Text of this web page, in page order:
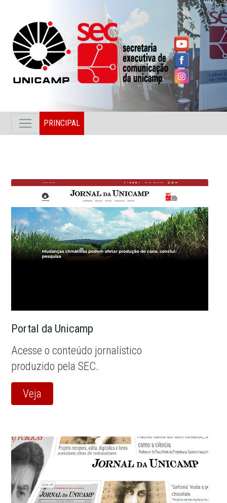
PRINCIPAL
Portal da Unicamp
Acesse o conteúdo jornalístico
produzido pela SEC.
Veja